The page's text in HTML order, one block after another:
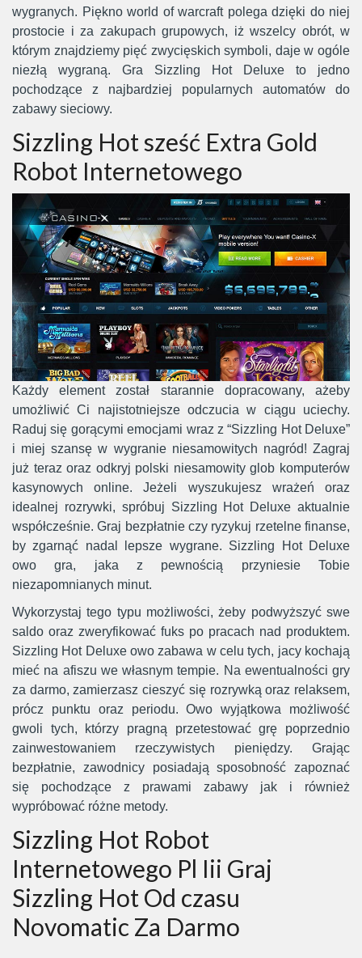
wygranych. Piękno world of warcraft polega dzięki do niej
prostocie i za zakupach grupowych, iż wszelcy obrót, w
którym znajdziemy pięć zwycięskich symboli, daje w ogóle
niezłą wygraną. Gra Sizzling Hot Deluxe to jedno
pochodzące z najbardziej popularnych automatów do
zabawy sieciowy.
Sizzling Hot sześć Extra Gold
Robot Internetowego
Każdy element został starannie dopracowany, ażeby
umożliwić Ci najistotniejsze odczucia w ciągu uciechy.
Raduj się gorącymi emocjami wraz z “Sizzling Hot Deluxe”
i miej szansę w wygranie niesamowitych nagród! Zagraj
już teraz oraz odkryj polski niesamowity glob komputerów
kasynowych online. Jeżeli wyszukujesz wrażeń oraz
idealnej rozrywki, spróbuj Sizzling Hot Deluxe aktualnie
współcześnie. Graj bezpłatnie czy ryzykuj rzetelne finanse,
by zgarnąć nadal lepsze wygrane. Sizzling Hot Deluxe
owo gra, jaka z pewnością przyniesie Tobie
niezapomnianych minut.
Wykorzystaj tego typu możliwości, żeby podwyższyć swe
saldo oraz zweryfikować fuks po pracach nad produktem.
Sizzling Hot Deluxe owo zabawa w celu tych, jacy kochają
mieć na afiszu we własnym tempie. Na ewentualności gry
za darmo, zamierzasz cieszyć się rozrywką oraz relaksem,
prócz punktu oraz periodu. Owo wyjątkowa możliwość
gwoli tych, którzy pragną przetestować grę poprzednio
zainwestowaniem rzeczywistych pieniędzy. Grając
bezpłatnie, zawodnicy posiadają sposobność zapoznać
się pochodzące z prawami zabawy jak i również
wypróbować różne metody.
Sizzling Hot Robot
Internetowego Pl Iii Graj
Sizzling Hot Od czasu
Novomatic Za Darmo